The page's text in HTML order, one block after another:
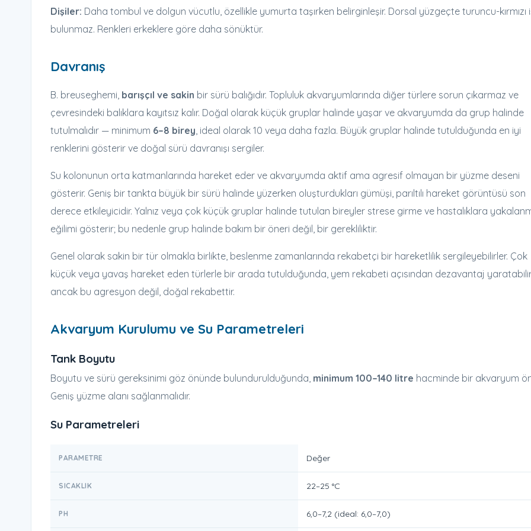
Dişiler: Daha tombul ve dolgun vücutlu, özellikle yumurta taşırken belirginleşir. Dorsal yüzgeçte turuncu-kırmızı
bulunmaz. Renkleri erkeklere göre daha sönüktür.
Davranış
B. breuseghemi, barışçıl ve sakin bir sürü balığıdır. Topluluk akvaryumlarında diğer türlere sorun çıkarmaz ve
çevresindeki balıklara kayıtsız kalır. Doğal olarak küçük gruplar halinde yaşar ve akvaryumda da grup halinde
tutulmalıdır — minimum 6–8 birey, ideal olarak 10 veya daha fazla. Büyük gruplar halinde tutulduğunda en iyi
renklerini gösterir ve doğal sürü davranışı sergiler.
Su kolonunun orta katmanlarında hareket eder ve akvaryumda aktif ama agresif olmayan bir yüzme deseni
gösterir. Geniş bir tankta büyük bir sürü halinde yüzerken oluşturdukları gümüşi, parıltılı hareket görüntüsü son
derece etkileyicidir. Yalnız veya çok küçük gruplar halinde tutulan bireyler strese girme ve hastalıklara
eğilimi gösterir; bu nedenle grup halinde bakım bir öneri değil, bir gerekliliktir.
Genel olarak sakin bir tür olmakla birlikte, beslenme zamanlarında rekabetçi bir hareketlilik sergileyebilirler. Çok
küçük veya yavaş hareket eden türlerle bir arada tutulduğunda, yem rekabeti açısından dezavantaj
ancak bu agresyon değil, doğal rekabettir.
Akvaryum Kurulumu ve Su Parametreleri
Tank Boyutu
Boyutu ve sürü gereksinimi göz önünde bulundurulduğunda, minimum 100–140 litre hacminde bir akvaryum
Geniş yüzme alanı sağlanmalıdır.
Su Parametreleri
PARAMETRE Değer
SICAKLIK 22–25 °C
PH 6,0–7,2 (ideal: 6,0–7,0)